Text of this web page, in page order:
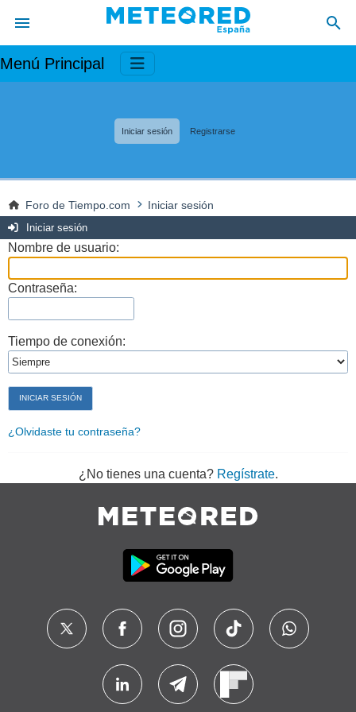
Menú Principal
Iniciar sesión Registrarse
Foro de Tiempo.com Iniciar sesión
Iniciar sesión
Nombre de usuario:
Contraseña:
Tiempo de conexión:
¿Olvidaste tu contraseña?
¿No tienes una cuenta? Regístrate.